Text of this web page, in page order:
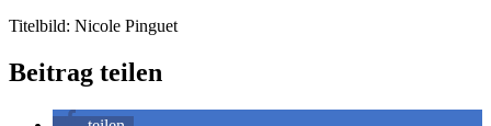
Titelbild: Nicole Pinguet
Beitrag teilen